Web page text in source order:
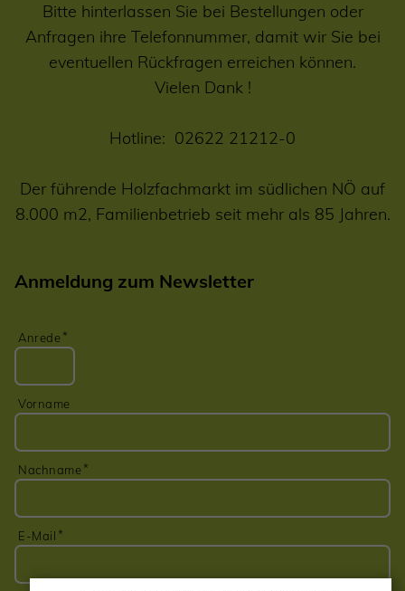
Bitte hinterlassen Sie bei Bestellungen oder
Anfragen ihre Telefonnummer, damit wir Sie bei
eventuellen Rückfragen erreichen können.
Vielen Dank !
Hotline: 02622 21212-0
Der führende Holzfachmarkt im südlichen NÖ auf
8.000 m2, Familienbetrieb seit mehr als 85 Jahren.
Anmeldung zum Newsletter
Anrede
Vorname
Nachname
E-Mail